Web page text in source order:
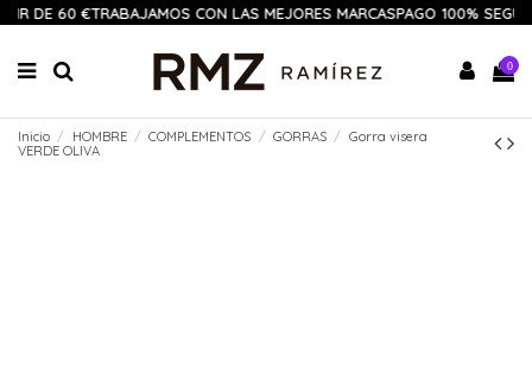
DE 60 €TRABAJAMOS CON LAS MEJORES MARCASPAGO 100%
0
Inicio HOMBRE COMPLEMENTOS GORRAS
Gorra visera
VERDE OLIVA